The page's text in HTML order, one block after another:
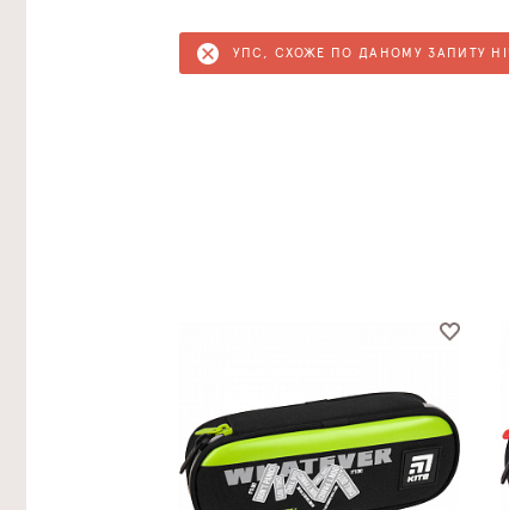
УПС, СХОЖЕ ПО ДАНОМУ ЗАПИТУ